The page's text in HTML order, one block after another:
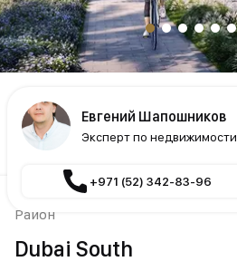
Район
Dubai South
Евгений Шапошников
Эксперт по недвижимости
+971 (52) 342-83-96